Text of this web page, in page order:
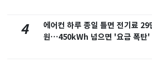
4
에어컨 하루 종일 틀면 전기료 29
원…450kWh 넘으면 '요금 폭탄'